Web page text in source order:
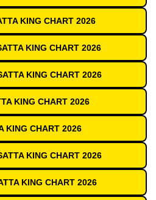
KING CHART 2026
KING CHART 2026
KING CHART 2026
KING CHART 2026
KING CHART 2026
KING CHART 2026
KING CHART 2026